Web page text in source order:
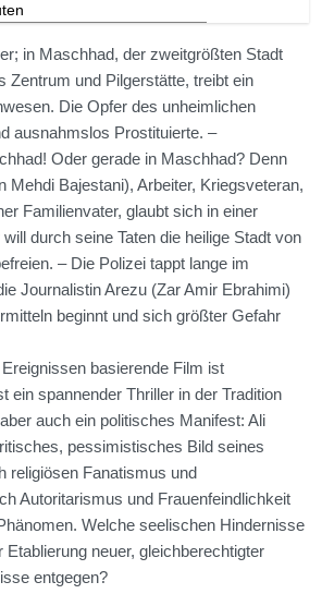
in Maschhad, der zweitgrößten Stadt
Zentrum und Pilgerstätte, treibt ein
Die Opfer des unheimlichen
ausnahmslos Prostituierte. –
Oder gerade in Maschhad? Denn
Mehdi Bajestani), Arbeiter, Kriegsveteran,
Familienvater, glaubt sich in einer
durch seine Taten die heilige Stadt von
– Die Polizei tappt lange im
Journalistin Arezu (Zar Amir Ebrahimi)
beginnt und sich größter Gefahr
basierende Film ist
ein spannender Thriller in der Tradition
auch ein politisches Manifest: Ali
pessimistisches Bild seines
religiösen Fanatismus und
Autoritarismus und Frauenfeindlichkeit
Welche seelischen Hindernisse
neuer, gleichberechtigter
entgegen?